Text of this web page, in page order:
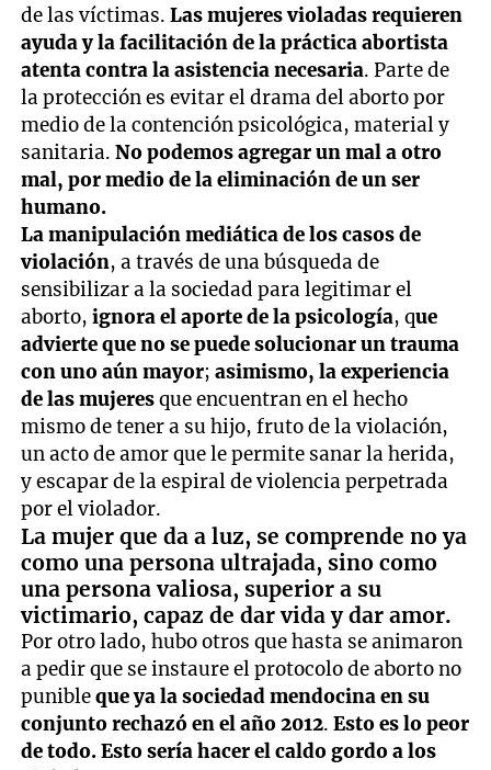
de las víctimas.Las mujeres violadas requieren
ayuda y la facilitación de la práctica abortista
atenta contra la asistencia necesaria. Parte de
la protección es evitar el drama del aborto por
medio de la contención psicológica, material y
sanitaria. No podemos agregar un mal a otro
mal, por medio de la eliminación de un ser
humano.
La manipulación mediática de los casos de
violación, a través de una búsqueda de
sensibilizar a la sociedad para legitimar el
aborto,ignora el aporte de la psicología, que
advierte que no se puede solucionar un trauma
con uno aún mayor;asimismo, la experiencia
de las mujeresque encuentran en el hecho
mismo de tener a su hijo, fruto de la violación,
un acto de amor que le permite sanar la herida,
y escapar de la espiral de violencia perpetrada
por el violador.
La mujer que da a luz, se comprende no ya
como una persona ultrajada, sino como
una persona valiosa, superior a su
victimario, capaz de dar vida y dar amor.
Por otro lado, hubo otros que hasta se animaron
a pedir que se instaure el protocolo de aborto no
punibleque ya la sociedad mendocina en su
conjunto rechazó en el año 2012.Esto es lo peor
de todo. Esto sería hacer el caldo gordo a los